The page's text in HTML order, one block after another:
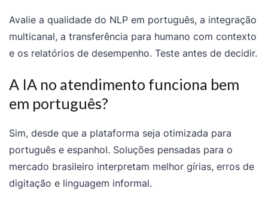
Avalie a qualidade do NLP em português, a integração
multicanal, a transferência para humano com contexto
e os relatórios de desempenho. Teste antes de decidir.
A IA no atendimento funciona bem
em português?
Sim, desde que a plataforma seja otimizada para
português e espanhol. Soluções pensadas para o
mercado brasileiro interpretam melhor gírias, erros de
digitação e linguagem informal.